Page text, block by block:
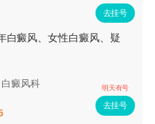
去挂号
白癜风、女性白癜风、疑
白癜风科 明天有号
去挂号